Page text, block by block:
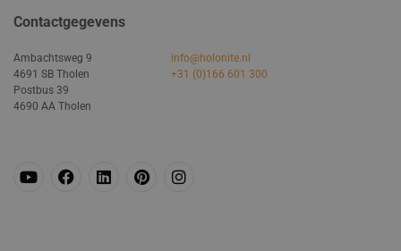
Contactgegevens
Ambachtsweg 9
4691 SB Tholen
Postbus 39
4690 AA Tholen
info@holonite.nl
+31 (0)166 601 300